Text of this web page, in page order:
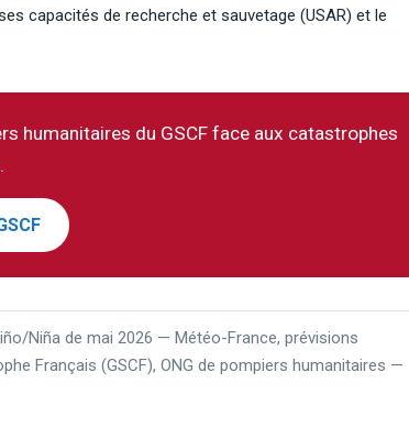
capacités de recherche et sauvetage (USAR) et le
humanitaires du GSCF face aux catastrophes
Niña de mai 2026 — Météo-France, prévisions
Français (GSCF), ONG de pompiers humanitaires —